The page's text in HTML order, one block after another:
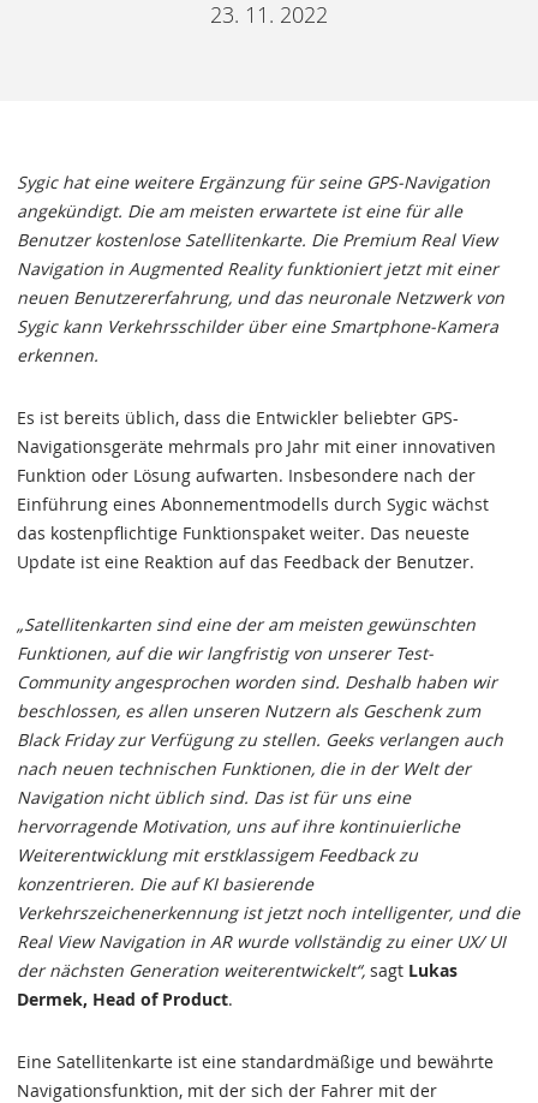
23. 11. 2022
Sygic hat eine weitere Ergänzung für seine GPS-Navigation
angekündigt. Die am meisten erwartete ist eine für alle
Benutzer kostenlose Satellitenkarte. Die Premium Real View
Navigation in Augmented Reality funktioniert jetzt mit einer
neuen Benutzererfahrung, und das neuronale Netzwerk von
Sygic kann Verkehrsschilder über eine Smartphone-Kamera
erkennen.
Es ist bereits üblich, dass die Entwickler beliebter GPS-
Navigationsgeräte mehrmals pro Jahr mit einer innovativen
Funktion oder Lösung aufwarten. Insbesondere nach der
Einführung eines Abonnementmodells durch Sygic wächst
das kostenpflichtige Funktionspaket weiter. Das neueste
Update ist eine Reaktion auf das Feedback der Benutzer.
„Satellitenkarten sind eine der am meisten gewünschten
Funktionen, auf die wir langfristig von unserer Test-
Community angesprochen worden sind. Deshalb haben wir
beschlossen, es allen unseren Nutzern als Geschenk zum
Black Friday zur Verfügung zu stellen. Geeks verlangen auch
nach neuen technischen Funktionen, die in der Welt der
Navigation nicht üblich sind. Das ist für uns eine
hervorragende Motivation, uns auf ihre kontinuierliche
Weiterentwicklung mit erstklassigem Feedback zu
konzentrieren. Die auf KI basierende
Verkehrszeichenerkennung ist jetzt noch intelligenter, und die
Real View Navigation in AR wurde vollständig zu einer UX/ UI
der nächsten Generation weiterentwickelt“, sagt Lukas
Dermek, Head of Product.
Eine Satellitenkarte ist eine standardmäßige und bewährte
Navigationsfunktion, mit der sich der Fahrer mit der